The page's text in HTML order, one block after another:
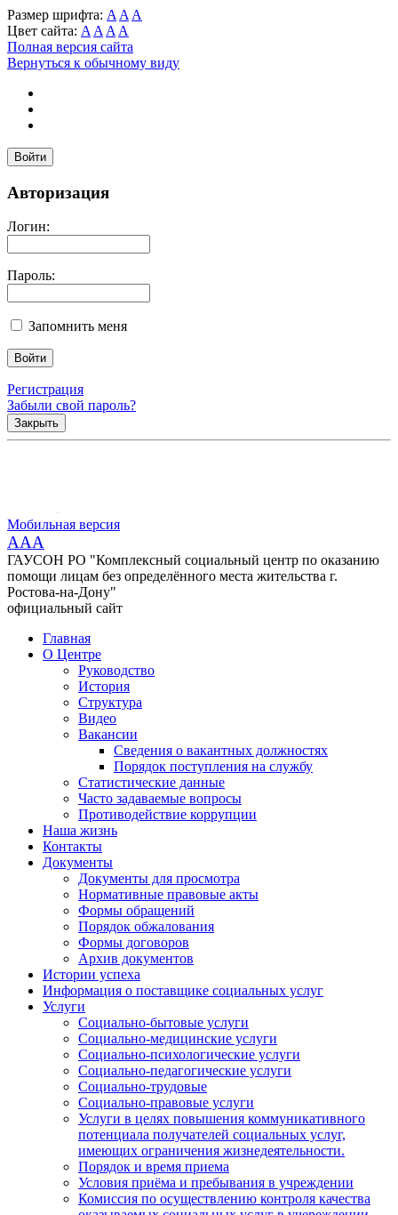
Размер шрифта: A A A
Цвет сайта: A A A A
Полная версия сайта
Вернуться к обычному виду
Войти
Авторизация
Логин:
Пароль:
Запомнить меня
Регистрация
Забыли свой пароль?
Закрыть
Мобильная версия
AAA
ГАУСОН РО "Комплексный социальный центр по оказанию
помощи лицам без определённого места жительства г.
Ростова-на-Дону"
официальный сайт
Главная
О Центре
Руководство
История
Структура
Видео
Вакансии
Сведения о вакантных должностях
Порядок поступления на службу
Статистические данные
Часто задаваемые вопросы
Противодействие коррупции
Наша жизнь
Контакты
Документы
Документы для просмотра
Нормативные правовые акты
Формы обращений
Порядок обжалования
Формы договоров
Архив документов
Истории успеха
Информация о поставщике социальных услуг
Услуги
Социально-бытовые услуги
Социально-медицинские услуги
Социально-психологические услуги
Социально-педагогические услуги
Социально-трудовые
Социально-правовые услуги
Услуги в целях повышения коммуникативного
потенциала получателей социальных услуг,
имеющих ограничения жизнедеятельности.
Порядок и время приема
Условия приёма и пребывания в учреждении
Комиссия по осуществлению контроля качества